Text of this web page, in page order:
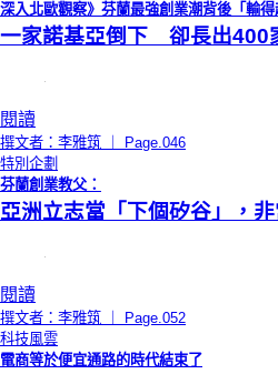
深入北歐觀察》芬蘭最強創業潮背後「輸
一家諾基亞倒下 卻長出400
閱讀
撰文者：李雅筑 ｜ Page.046
特別企劃
芬蘭創業教父：
亞洲立志當「下個矽谷」，
閱讀
撰文者：李雅筑 ｜ Page.052
科技風雲
電商等於便宜通路的時代結束了